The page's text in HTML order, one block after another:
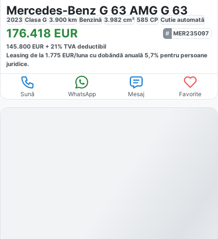
Mercedes-Benz G 63 AMG G 63
2023 Clasa G 3.900 km Benzină 3.982 cm³ 585 CP Cutie automată
176.418 EUR
MER235097
145.800 EUR + 21% TVA deductibil
Leasing de la 1.775 EUR/luna cu dobăndă anuală 5,7% pentru persoane
juridice.
Sună WhatsApp Mesaj Favorite